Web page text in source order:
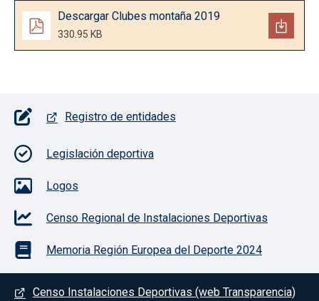
Documento
Descargar Clubes montaña 2019
330.95 KB
Pie de página con iconos
Registro de entidades
Legislación deportiva
Logos
Censo Regional de Instalaciones Deportivas
Memoria Región Europea del Deporte 2024
Menú del pie
Censo Instalaciones Deportivas (web Transparencia)